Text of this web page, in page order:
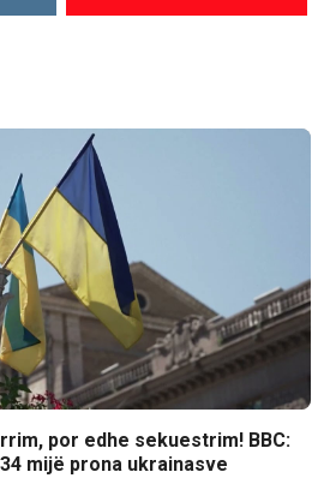
por edhe sekuestrim! BBC:
mijë prona ukrainasve